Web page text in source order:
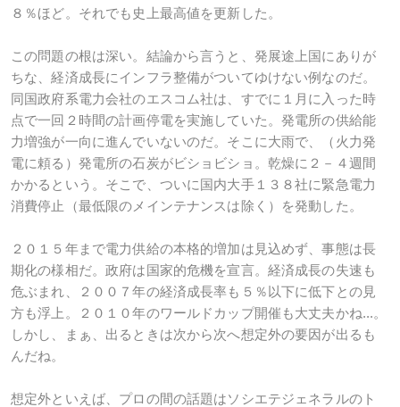
８％ほど。それでも史上最高値を更新した。
この問題の根は深い。結論から言うと、発展途上国にありが
ちな、経済成長にインフラ整備がついてゆけない例なのだ。
同国政府系電力会社のエスコム社は、すでに１月に入った時
点で一回２時間の計画停電を実施していた。発電所の供給能
力増強が一向に進んでいないのだ。そこに大雨で、（火力発
電に頼る）発電所の石炭がビショビショ。乾燥に２－４週間
かかるという。そこで、ついに国内大手１３８社に緊急電力
消費停止（最低限のメインテナンスは除く）を発動した。
２０１５年まで電力供給の本格的増加は見込めず、事態は長
期化の様相だ。政府は国家的危機を宣言。経済成長の失速も
危ぶまれ、２００７年の経済成長率も５％以下に低下との見
方も浮上。２０１０年のワールドカップ開催も大丈夫かね...。
しかし、まぁ、出るときは次から次へ想定外の要因が出るも
んだね。
想定外といえば、プロの間の話題はソシエテジェネラルのト